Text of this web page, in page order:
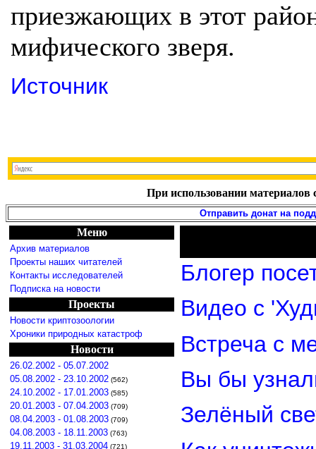
приезжающих в этот
мифического зверя.
Источник
При использовании материалов
Отправить донат на
Меню
Архив материалов
Проекты наших читателей
Контакты исследователей
Подписка на новости
Проекты
Новости криптозоологии
Хроники природных катастроф
Новости
26.02.2002 - 05.07.2002
05.08.2002 - 23.10.2002 (562)
24.10.2002 - 17.01.2003 (585)
20.01.2003 - 07.04.2003 (709)
08.04.2003 - 01.08.2003 (709)
04.08.2003 - 18.11.2003 (763)
19.11.2003 - 31.03.2004 (721)
Блогер
Видео с
Встреча с
Вы бы
Зелёный